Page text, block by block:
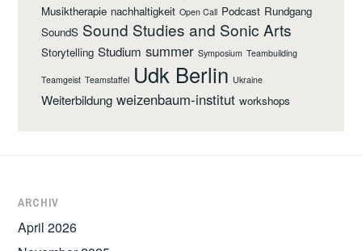
Musiktherapie nachhaltigkeit Open Call Podcast Rundgang
SoundS Sound Studies and Sonic Arts
Storytelling Studium summer Symposium Teambuilding
Teamgeist Teamstaffel Udk Berlin Ukraine
Weiterbildung weizenbaum-institut workshops
ARCHIV
April 2026